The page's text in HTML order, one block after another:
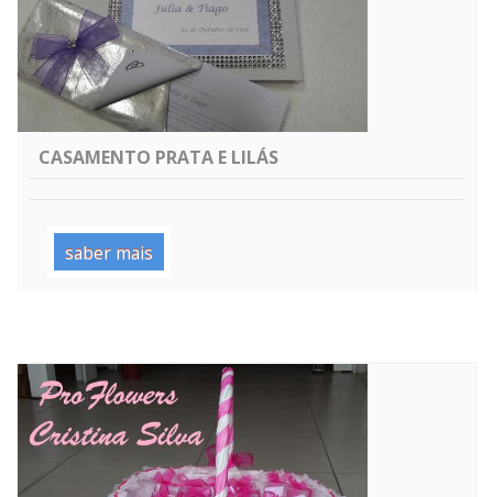
CASAMENTO PRATA E LILÁS
saber mais